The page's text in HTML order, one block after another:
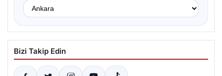
Bizi Takip Edin